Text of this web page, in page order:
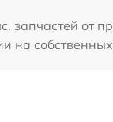
запчастей от
на